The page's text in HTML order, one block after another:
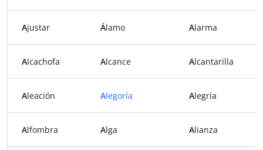
Ajustar Álamo Alarma
Alcachofa Alcance Alcantarilla
Aleación Alegoría Alegría
Alfombra Alga Alianza